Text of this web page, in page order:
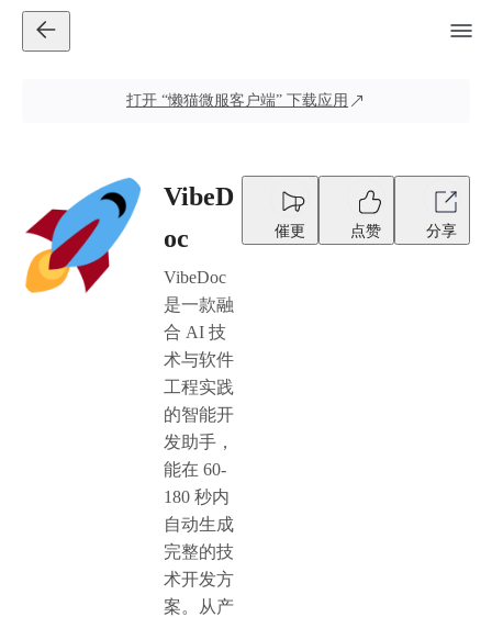
打开 “懒猫微服客户端” 下载应用
VibeD
oc
VibeDoc
是一款融
合 AI 技
术与软件
工程实践
的智能开
发助手，
能在 60-
180 秒内
自动生成
完整的技
术开发方
案。从产
催更 点赞 分享